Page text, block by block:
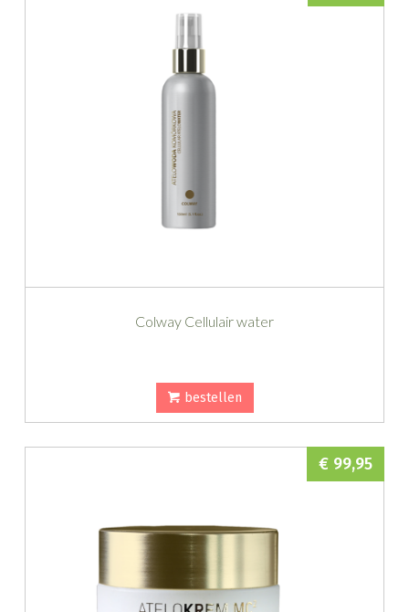
Colway Cellulair water
bestellen
€ 99,95